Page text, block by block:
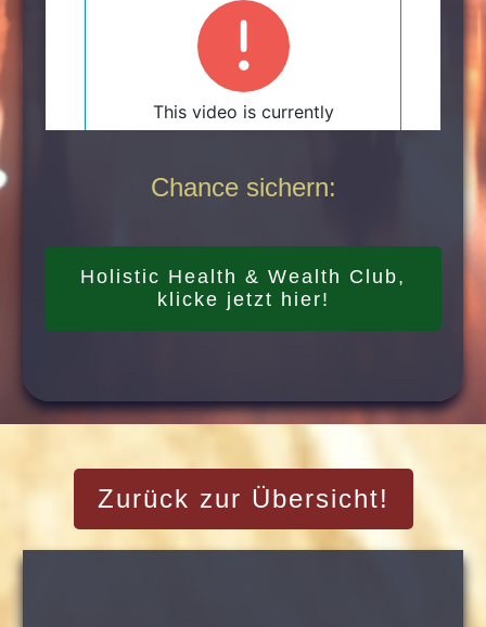
Chance sichern:
Holistic Health & Wealth Club,
klicke jetzt hier!
Zurück zur Übersicht!